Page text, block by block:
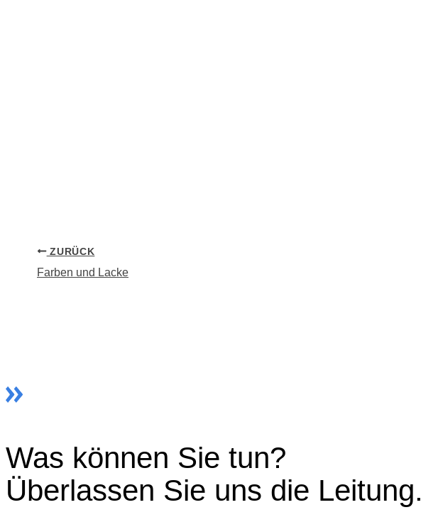
ZURÜCK
Farben und Lacke
Was können Sie tun?
Überlassen Sie uns die Leitung.